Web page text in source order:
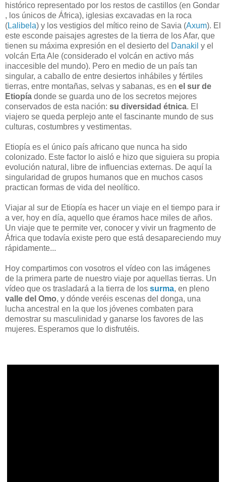
histórico representado por los restos de castillos (en Gondar
, los únicos de África), iglesias excavadas en la roca
(Lalibela) y los vestigios del mítico reino de Savia (Axum). El
este esconde paisajes agrestes de la tierra de los Afar, que
tienen su máxima expresión en el desierto del Danakil y el
volcán Erta Ale (considerado el volcán en activo más
inaccesible del mundo). Pero en medio de un país tan
singular, a caballo de entre desiertos inhábiles y fértiles
tierras, entre montañas, selvas y sabanas, es en el sur de
Etiopía donde se guarda uno de los secretos mejores
conservados de esta nación: su diversidad étnica. El
viajero se queda perplejo ante el fascinante mundo de sus
culturas, costumbres y vestimentas.
Etiopía es el único país africano que nunca ha sido
colonizado. Este factor lo aisló e hizo que siguiera su propia
evolución natural, libre de influencias externas. De aquí la
singularidad de grupos humanos que en muchos casos
practican formas de vida del neolítico.
Viajar al sur de Etiopía es hacer un viaje en el tiempo para ir
a ver, hoy en día, aquello que éramos hace miles de años.
Un viaje que te permite ver, conocer y vivir un fragmento de
África que todavía existe pero que está desapareciendo muy
rápidamente...
Hoy compartimos con vosotros el vídeo con las imágenes
de la primera parte de nuestro viaje por aquellas tierras. Un
vídeo que os trasladará a la tierra de los surma, en pleno
valle del Omo, y dónde veréis escenas del donga, una
lucha ancestral en la que los jóvenes combaten para
demostrar su masculinidad y ganarse los favores de las
mujeres. Esperamos que lo disfrutéis.